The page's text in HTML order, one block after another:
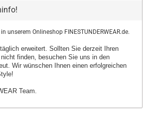
unserem Onlineshop FINESTUNDERWEAR.de.
erweitert. Sollten Sie derzeit Ihren
finden, besuchen Sie uns in den
Wir wünschen Ihnen einen erfolgreichen
Team.